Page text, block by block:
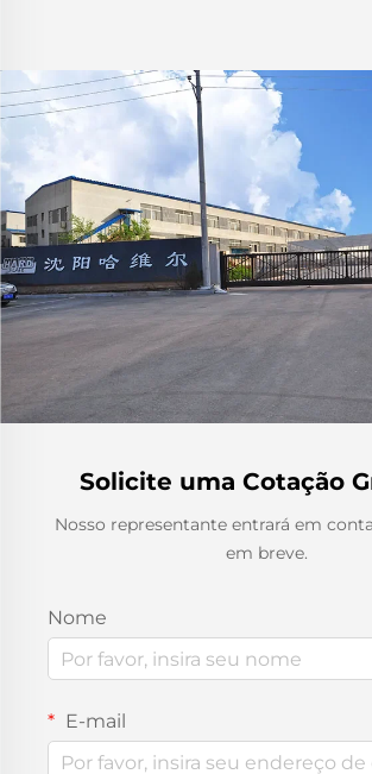
Solicite uma Cotação
Nosso representante entrará em
em breve.
Nome
E-mail